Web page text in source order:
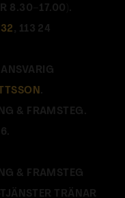
8.30–17.00).
, 113 24
.
& FRAMSTEG.
& FRAMSTEG
TRÄNAR